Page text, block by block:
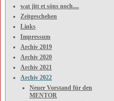
wat jitt et söns noch....
Zeitgeschehen
Links
Impressum
Archiv 2019
Archiv 2020
Archiv 2021
Archiv 2022
Neuer Vorstand für den
MENTOR